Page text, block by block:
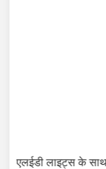
एलईडी लाइट्स के